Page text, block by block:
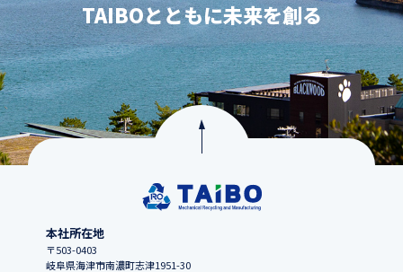
TAIBOとともに未来を創る
本社所在地
〒503-0403
岐阜県海津市南濃町志津1951-30